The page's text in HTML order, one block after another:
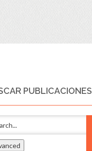
PUBLICACIONES